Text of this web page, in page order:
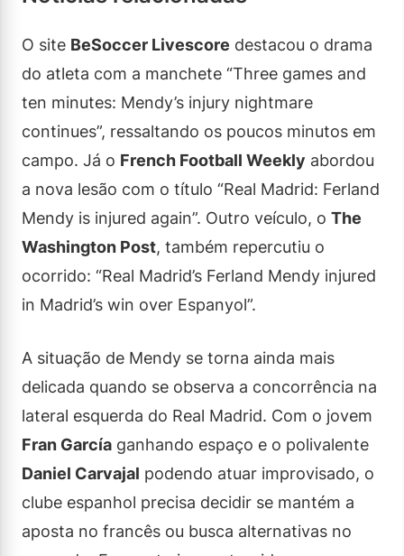
O site BeSoccer Livescore destacou o drama
do atleta com a manchete “Three games and
ten minutes: Mendy’s injury nightmare
continues”, ressaltando os poucos minutos em
campo. Já o French Football Weekly abordou
a nova lesão com o título “Real Madrid: Ferland
Mendy is injured again”. Outro veículo, o The
Washington Post, também repercutiu o
ocorrido: “Real Madrid’s Ferland Mendy injured
in Madrid’s win over Espanyol”.
A situação de Mendy se torna ainda mais
delicada quando se observa a concorrência na
lateral esquerda do Real Madrid. Com o jovem
Fran García ganhando espaço e o polivalente
Daniel Carvajal podendo atuar improvisado, o
clube espanhol precisa decidir se mantém a
aposta no francês ou busca alternativas no